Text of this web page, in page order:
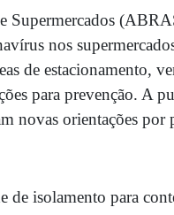
Supermercados
nos
de estacionamento,
para prevenção. A
novas orientações por
de isolamento para